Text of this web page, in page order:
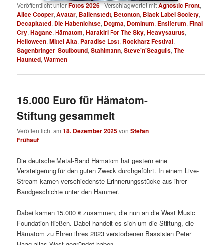
Veröffentlicht unterFotos 2026|Verschlagwortet mitAgnostic Front,
Alice Cooper,Avatar, Ballenstedt, Betonton, Black Label Society,
Decapitated, Die Habenichtse, Dogma, Dominum, Ensiferum,Final
Cry,Hagane,Hämatom,Harakiri For The Sky,Heavysaurus,
Helloween,Mittel Alta, Paradise Lost, Rockharz Festival,
Sagenbringer,Soulbound,Stahlmann,Steve'n'Seagulls,The
Haunted,Warmen
15.000 Euro für Hämatom-
Stiftung gesammelt
Veröffentlicht am18. Dezember 2025vonStefan
Frühauf
Die deutsche Metal-Band Hämatom hat gestern eine
Versteigerung für den guten Zweck durchgeführt. In einem Live-
Stream kamen verschiedenste Erinnerungsstücke aus ihrer
Bandgeschichte unter den Hammer.
Dabei kamen 15.000 € zusammen, die nun an die West Music
Foundation fließen. Dabei handelt es sich um die Stiftung, die
Hämatom zu Ehren ihres 2023 verstorbenen Bassisten Peter